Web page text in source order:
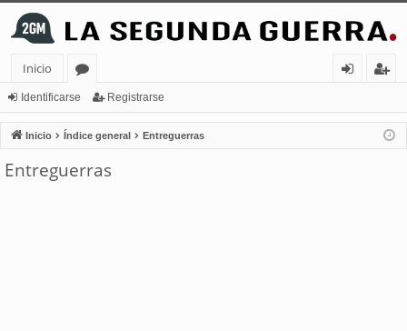
Inicio
or
os
nt
ifi
ist
ra
Identificarse Registrarse
Inicio Índice general Entreguerras
Entreguerras